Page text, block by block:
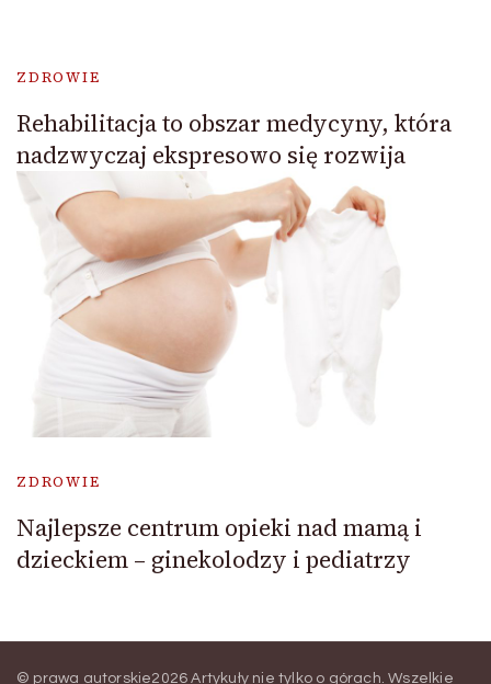
ZDROWIE
Rehabilitacja to obszar medycyny, która
nadzwyczaj ekspresowo się rozwija
ZDROWIE
Najlepsze centrum opieki nad mamą i
dzieckiem – ginekolodzy i pediatrzy
© prawa autorskie2026Artykuły nie tylko o górach. Wszelkie